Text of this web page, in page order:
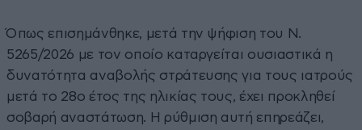
Όπως επισημάνθηκε, μετά την ψήφιση του Ν.
5265/2026 με τον οποίο καταργείται ουσιαστικά η
δυνατότητα αναβολής στράτευσης για τους ιατρούς
μετά το 28ο έτος της ηλικίας τους, έχει προκληθεί
σοβαρή αναστάτωση. Η ρύθμιση αυτή επηρεάζει,